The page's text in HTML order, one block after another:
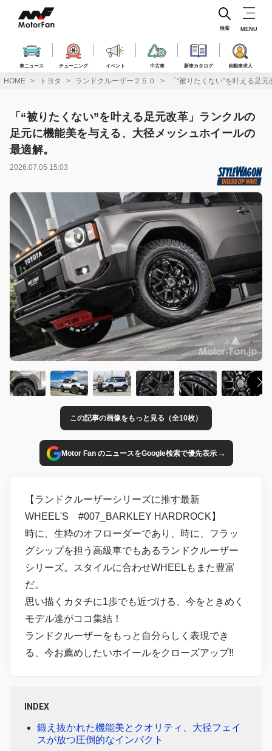
ス
車ニュース チューニング イベント 中古車 新車カタログ 自動車求人
検索 MENU
HOME トヨタ ランドクルーザー２５０ 「“被りたくない”を叶える足
「“被りたくない”を叶える足元改革」ランクルの
足元に機能美を与える、大径メッシュホイールの
最適解。
2026.07.05 15:03
この記事の画像をもっと見る（全10枚）
Motor Fan のニュースをGoogle検索で優先表示→
【ランドクルーザーシリーズに推す最新
WHEEL'S #007_BARKLEY HARDROCK】
時に、生粋のオフローダーであり、時に、フラッ
グシップを担う高級車でもあるランドクルーザー
シリーズ。スタイルに合わせWHEELもまた豊富
だ。
思い描くカタチに1歩でも近づける、今をときめく
モデル達がココ集結！
ランドクルーザーをもっと自分らしく表現でき
る、今お薦めしたいホイールをクローズアップ!!
INDEX
鍛え抜かれた機能美とクオリティ、大径フェイ
スが放つ圧倒的なインパクト